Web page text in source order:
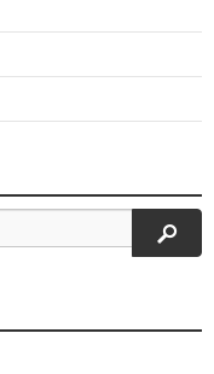
検索